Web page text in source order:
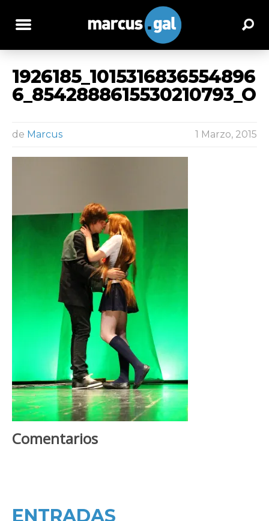
1926185_1015316836554896
6_8542888615530210793_O
de Marcus 1 Marzo, 2015
Comentarios
ENTRADAS